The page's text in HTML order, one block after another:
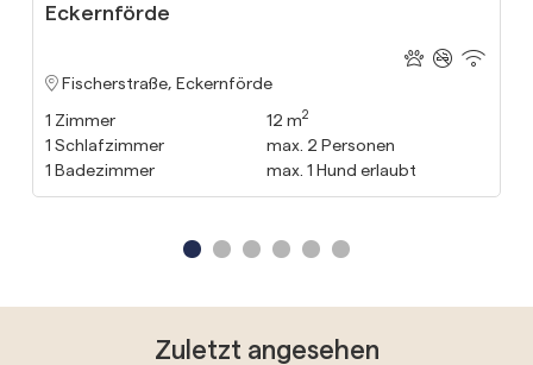
Eckernförde
Fischerstraße, Eckernförde
1 Zimmer
1 Schlafzimmer
1 Badezimmer
12 m2
max. 2 Personen
max. 1 Hund erlaubt
Zuletzt angesehen